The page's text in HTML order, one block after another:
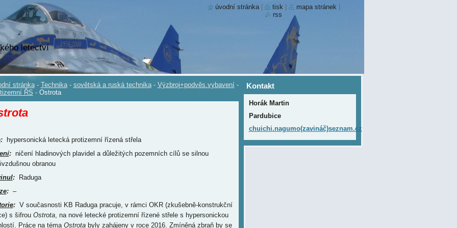
letectví
stránka - Technika - sovětská a ruská technika - Výzbroj+podvěs.vybavení -
ŘS - Ostrota
:hypersonická letecká protizemní řízená střela
:ničení hladinových plavidel a důležitých pozemních cílů se silnou
obranou
:Raduga
:–
:V současnosti KB Raduga pracuje, v rámci OKR (zkušebně-konstrukční
s šifrou Ostrota, na nové letecké protizemní řízené střele s hypersonickou
Práce na téma Ostrotabyly zahájeny v roce 2016. Zmíněná zbraň by se
Kontakt
Horák Martin
Pardubice
chuichi.nagumo(zavináč)seznam.cz
úvodní stránka tisk mapa stránek
rss